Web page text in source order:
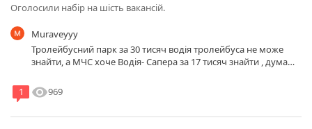
Оголосили набір на шість вакансій.
Muraveyyy
Тролейбусний парк за 30 тисяч водія тролейбуса не може
знайти, а МЧС хоче Водія- Сапера за 17 тисяч знайти , думаю
нуля тоді може хтось і захоче сапером стати.
1 visibility969